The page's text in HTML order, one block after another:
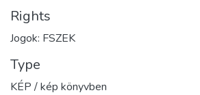
Rights
Jogok: FSZEK
Type
KÉP / kép könyvben